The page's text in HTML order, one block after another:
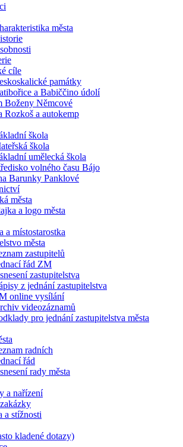
města
cíle
památky
a Babiččino údolí
Boženy Němcové
Rozkoš a autokemp
škola
škola
umělecká škola
volného času Bájo
Barunky Panklové
města
a logo města
a místostarostka
města
zastupitelů
řád ZM
zastupitelstva
z jednání zastupitelstva
online vysílání
videozáznamů
pro jednání zastupitelstva města
radních
řád
rady města
a nařízení
a stížnosti
kladené dotazy)